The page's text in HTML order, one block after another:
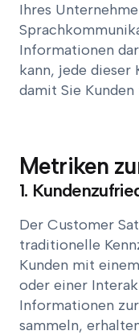
Ihres
Informationen
kann, jede dieser
damit Sie
Metriken
1.
Der Customer
traditionelle
Kunden mit
oder einer
Informationen
sammeln,